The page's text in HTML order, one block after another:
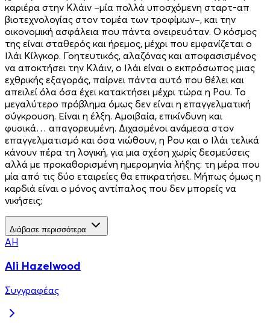
καριέρα στην Κλάιν –μία πολλά υποσχόμενη σταρτ-απ
βιοτεχνολογίας στον τομέα των τροφίμων–, και την
οικονομική ασφάλεια που πάντα ονειρευό­­ταν. Ο κόσμος
της είναι σταθερός και ήρεμος, μέχρι που εμφανίζεται ο
Ιλάι Κίλγκορ. Γοητευτικός, αλαζόνας και αποφασισμένος
να αποκτήσει την Κλάιν, ο Ιλάι είναι ο εκπρόσωπος μιας
εχθρικής εξαγοράς, παίρνει πάντα αυτό που θέλει και
απειλεί όλα όσα έχει κατακτήσει μέχρι τώρα η Ρου. Το
μεγαλύτερο πρόβλημα όμως δεν είναι η επαγγελματική
σύγκρουση. Είναι η έλξη. Αμοιβαία, επικίνδυνη και
φυσικά… απαγορευμένη. Διχασμένοι ανάμεσα στον
επαγγελματισμό και όσα νιώθουν, η Ρου και ο Ιλάι τελικά
κάνουν πέρα τη λογική, για μια σχέση χωρίς δεσμεύσεις
αλλά με προκαθορισμένη ημερομηνία λήξης: τη μέρα που
μία από τις δύο εταιρείες θα επικρατήσει. Μήπως όμως η
καρδιά είναι ο μόνος αντίπαλος που δεν μπορείς να
νικήσεις;
Διάβασε περισσότερα
AH
Ali Hazelwood
Συγγραφέας